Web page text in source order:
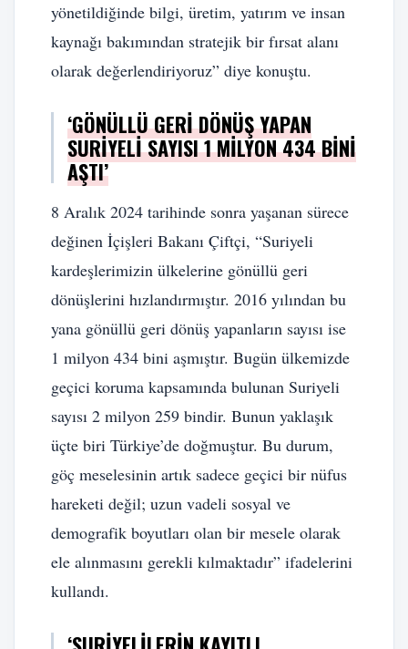
yönetildiğinde bilgi, üretim, yatırım ve insan
kaynağı bakımından stratejik bir fırsat alanı
olarak değerlendiriyoruz” diye konuştu.
‘GÖNÜLLÜ GERI DÖNÜŞ YAPAN
SURIYELI SAYISI 1 MILYON 434 BINI
AŞTI’
8 Aralık 2024 tarihinde sonra yaşanan sürece
değinen İçişleri Bakanı Çiftçi, “Suriyeli
kardeşlerimizin ülkelerine gönüllü geri
dönüşlerini hızlandırmıştır. 2016 yılından bu
yana gönüllü geri dönüş yapanların sayısı ise
1 milyon 434 bini aşmıştır. Bugün ülkemizde
geçici koruma kapsamında bulunan Suriyeli
sayısı 2 milyon 259 bindir. Bunun yaklaşık
üçte biri Türkiye’de doğmuştur. Bu durum,
göç meselesinin artık sadece geçici bir nüfus
hareketi değil; uzun vadeli sosyal ve
demografik boyutları olan bir mesele olarak
ele alınmasını gerekli kılmaktadır” ifadelerini
kullandı.